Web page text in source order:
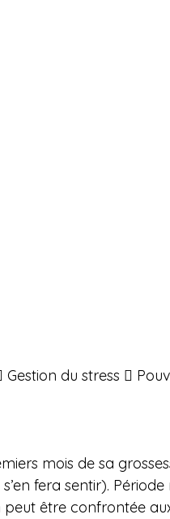
du stress 
mois de sa
fera sentir).
être confrontée